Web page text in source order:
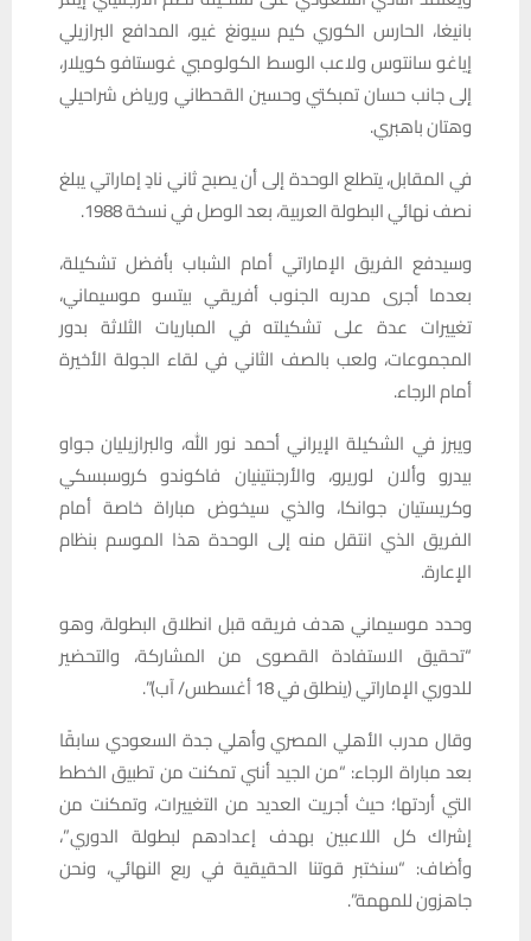
بانيغا، الحارس الكوري كيم سيونغ غيو، المدافع البرازيلي
إياغو سانتوس ولاعب الوسط الكولومبي غوستافو كويلار،
إلى جانب حسان تمبكتي وحسين القحطاني ورياض شراحيلي
وهتان باهبري.
في المقابل، يتطلع الوحدة إلى أن يصبح ثاني نادٍ إماراتي يبلغ
نصف نهائي البطولة العربية، بعد الوصل في نسخة 1988.
وسيدفع الفريق الإماراتي أمام الشباب بأفضل تشكيلة،
بعدما أجرى مدربه الجنوب أفريقي بيتسو موسيماني،
تغييرات عدة على تشكيلته في المباريات الثلاثة بدور
المجموعات، ولعب بالصف الثاني في لقاء الجولة الأخيرة
أمام الرجاء.
ويبرز في الشكيلة الإيراني أحمد نور الله، والبرازيليان جواو
بيدرو وألان لوريرو، والأرجنتينيان فاكوندو كروسبسكي
وكريستيان جوانكا، والذي سيخوض مباراة خاصة أمام
الفريق الذي انتقل منه إلى الوحدة هذا الموسم بنظام
الإعارة.
وحدد موسيماني هدف فريقه قبل انطلاق البطولة، وهو
“تحقيق الاستفادة القصوى من المشاركة، والتحضير
للدوري الإماراتي (ينطلق في 18 أغسطس/ آب)”.
وقال مدرب الأهلي المصري وأهلي جدة السعودي سابقًا
بعد مباراة الرجاء: “من الجيد أنني تمكنت من تطبيق الخطط
التي أردتها؛ حيث أجريت العديد من التغييرات، وتمكنت من
إشراك كل اللاعبين بهدف إعدادهم لبطولة الدوري”،
وأضاف: “سنختبر قوتنا الحقيقية في ربع النهائي، ونحن
جاهزون للمهمة”.